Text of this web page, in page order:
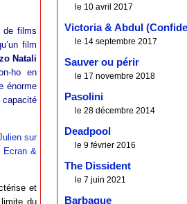
films
film
Natali
ho en
énorme
capacité
sur
Ecran &
et
du
le 10 avril 2017
Victoria & Abdul
le 14 septembre 2017
Sauver ou périr
le 17 novembre 2018
Pasolini
le 28 décembre 2014
Deadpool
le 9 février 2016
The Dissident
le 7 juin 2021
Barbaque